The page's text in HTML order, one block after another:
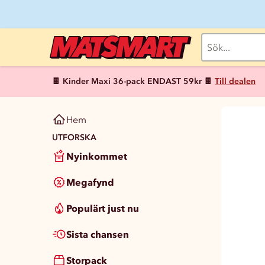
🍫 Kinder Maxi 36-pack ENDAST 59kr 🍫 Till dealen
Hem
UTFORSKA
Nyinkommet
Megafynd
Populärt just nu
Sista chansen
Storpack